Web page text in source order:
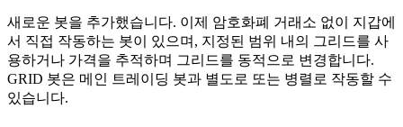
새로운 봇을 추가했습니다. 이제 암호화폐 거래소 없이 지갑에
서 직접 작동하는 봇이 있으며, 지정된 범위 내의 그리드를 사
용하거나 가격을 추적하며 그리드를 동적으로 변경합니다.
GRID 봇은 메인 트레이딩 봇과 별도로 또는 병렬로 작동할 수
있습니다.